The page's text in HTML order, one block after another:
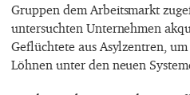
Gruppen dem Arbeitsmarkt
untersuchten Unternehmen
Geflüchtete aus Asylzentren,
Löhnen unter den neuen